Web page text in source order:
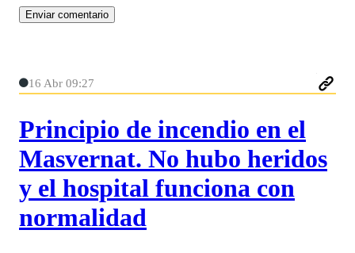
16 Abr 09:27
Principio de incendio en el
Masvernat. No hubo heridos
y el hospital funciona con
normalidad